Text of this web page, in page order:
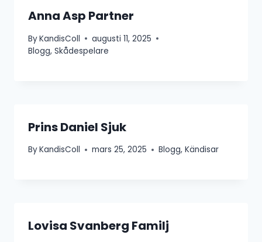
Anna Asp Partner
ByKandisColl
augusti 11, 2025
Blogg, Skådespelare
Prins Daniel Sjuk
ByKandisColl mars 25, 2025 Blogg,Kändisar
Lovisa Svanberg Familj